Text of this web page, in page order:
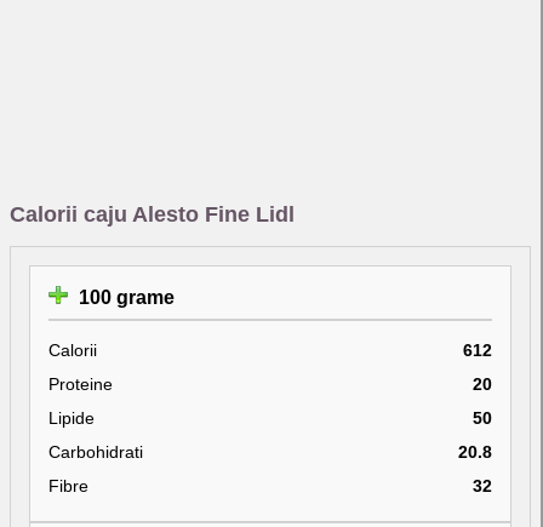
Calorii caju Alesto Fine Lidl
100 grame
Calorii
612
Proteine
20
Lipide
50
Carbohidrati
20.8
Fibre
32